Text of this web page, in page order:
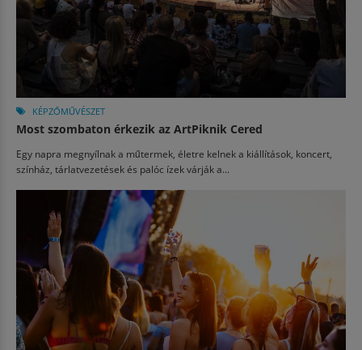
KÉPZŐMŰVÉSZET
Most szombaton érkezik az ArtPiknik Cered
Egy napra megnyílnak a műtermek, életre kelnek a kiállítások, koncert,
színház, tárlatvezetések és palóc ízek várják a...